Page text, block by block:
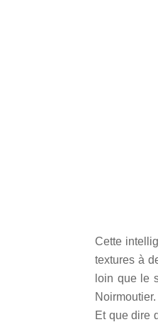
Cette
textures à
loin que le
Noirmoutier.
Et que dire